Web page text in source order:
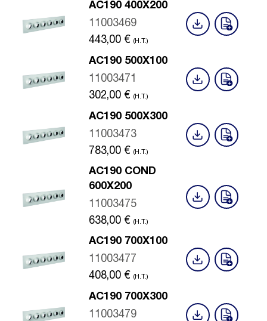
AC190 400X200
11003469
443,00 € (H.T.)
AC190 500X100
11003471
302,00 € (H.T.)
AC190 500X300
11003473
783,00 € (H.T.)
AC190 COND
600X200
11003475
638,00 € (H.T.)
AC190 700X100
11003477
408,00 € (H.T.)
AC190 700X300
11003479